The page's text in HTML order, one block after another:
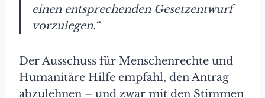
einen entsprechenden Gesetzentwurf
vorzulegen.“
Der Ausschuss für Menschenrechte und
Humanitäre Hilfe empfahl, den Antrag
abzulehnen – und zwar mit den Stimmen